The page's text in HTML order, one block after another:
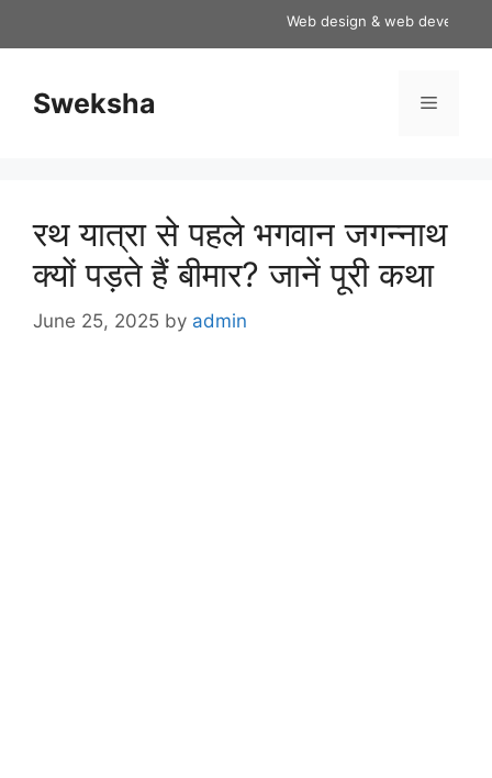
Web design & web
Sweksha Menu
रथ यात्रा से पहले भगवान जगन्नाथ
क्यों पड़ते हैं बीमार? जानें पूरी कथा
June 25, 2025 by admin